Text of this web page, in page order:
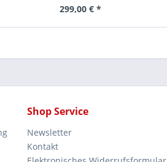
299,00 € *
Shop Service
Newsletter
Kontakt